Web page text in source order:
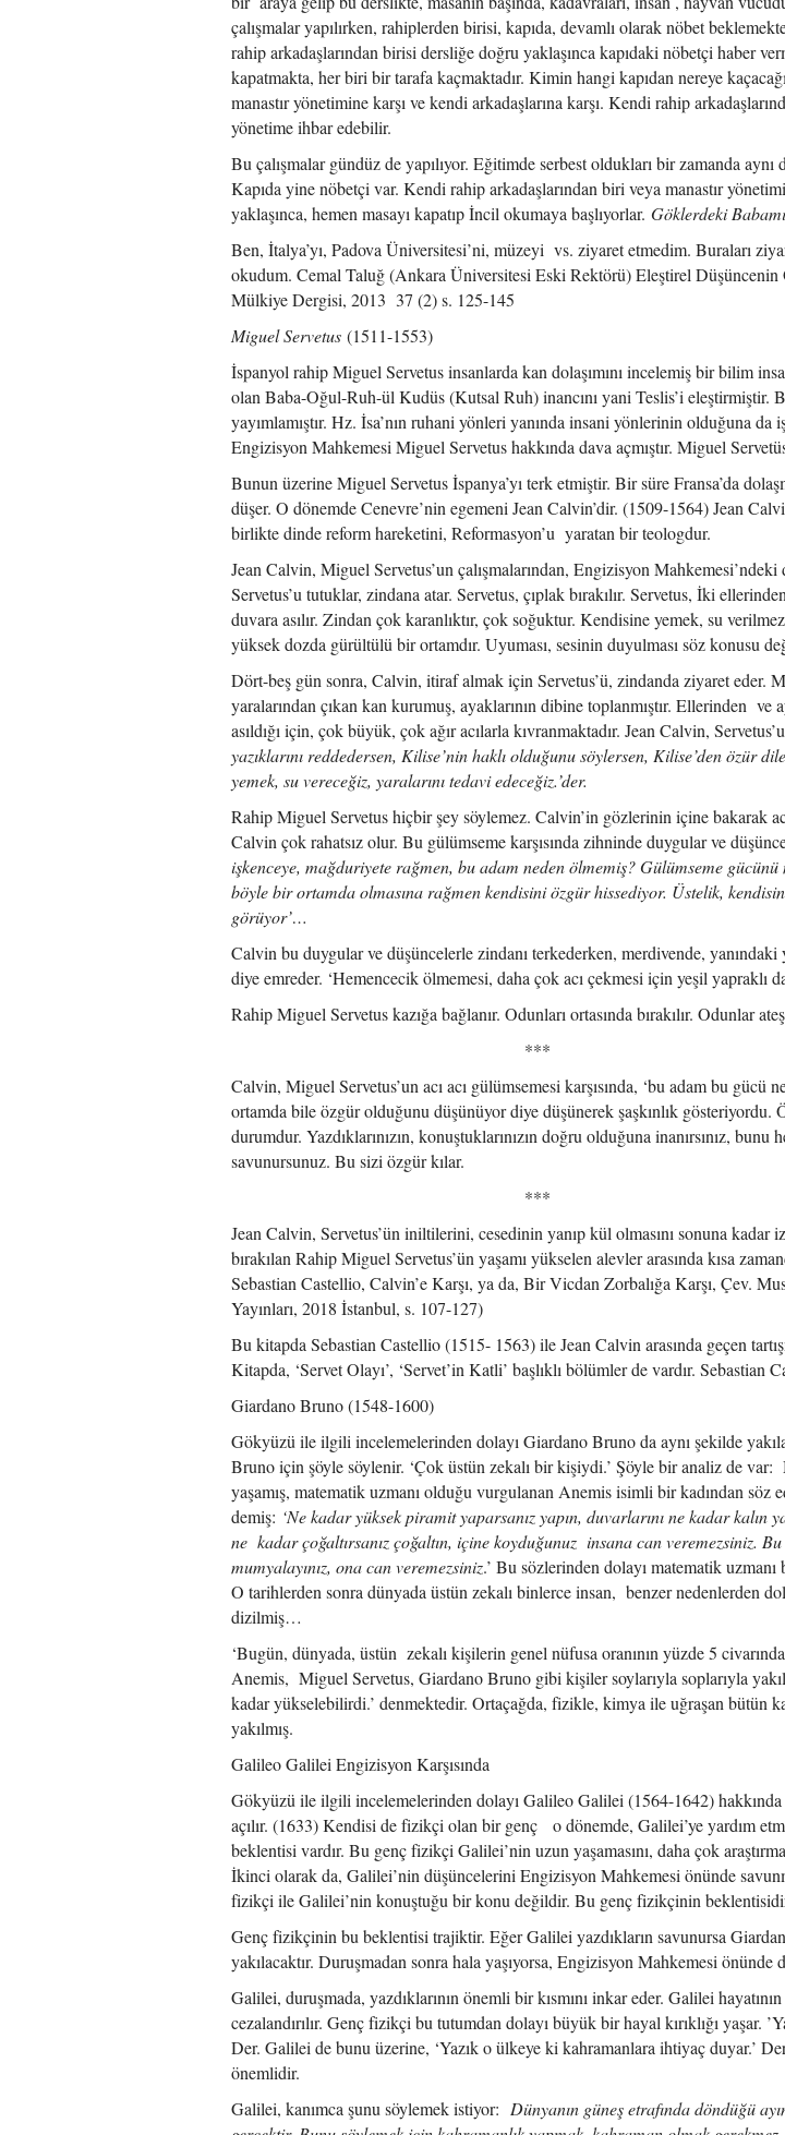
çalışmalar yapılırken, rahiplerden birisi, kapıda, devamlı olarak nöbet
rahip arkadaşlarından birisi dersliğe doğru yaklaşınca kapıdaki nöbetçi haber
kapatmakta, her biri bir tarafa kaçmaktadır. Kimin hangi kapıdan nereye
manastır yönetimine karşı ve kendi arkadaşlarına karşı. Kendi rahip
yönetime ihbar edebilir.
Bu çalışmalar gündüz de yapılıyor. Eğitimde serbest oldukları bir zamanda aynı
Kapıda yine nöbetçi var. Kendi rahip arkadaşlarından biri veya manastır
yaklaşınca, hemen masayı kapatıp İncil okumaya başlıyorlar. Göklerdeki
Ben, İtalya’yı, Padova Üniversitesi’ni, müzeyi vs. ziyaret etmedim. Buraları
okudum. Cemal Taluğ (Ankara Üniversitesi Eski Rektörü) Eleştirel
Mülkiye Dergisi, 2013 37 (2) s. 125-145
Miguel Servetus (1511-1553)
İspanyol rahip Miguel Servetus insanlarda kan dolaşımını incelemiş bir bilim
olan Baba-Oğul-Ruh-ül Kudüs (Kutsal Ruh) inancını yani Teslis’i
yayımlamıştır. Hz. İsa’nın ruhani yönleri yanında insani yönlerinin olduğuna da
Engizisyon Mahkemesi Miguel Servetus hakkında dava açmıştır. Miguel
Bunun üzerine Miguel Servetus İspanya’yı terk etmiştir. Bir süre Fransa’da
düşer. O dönemde Cenevre’nin egemeni Jean Calvin’dir. (1509-1564) Jean
birlikte dinde reform hareketini, Reformasyon’u yaratan bir teologdur.
Jean Calvin, Miguel Servetus’un çalışmalarından, Engizisyon Mahkemesi’ndeki
Servetus’u tutuklar, zindana atar. Servetus, çıplak bırakılır. Servetus, İki
duvara asılır. Zindan çok karanlıktır, çok soğuktur. Kendisine yemek, su
yüksek dozda gürültülü bir ortamdır. Uyuması, sesinin duyulması söz konusu
Dört-beş gün sonra, Calvin, itiraf almak için Servetus’ü, zindanda ziyaret
yaralarından çıkan kan kurumuş, ayaklarının dibine toplanmıştır. Ellerinden ve
asıldığı için, çok büyük, çok ağır acılarla kıvranmaktadır. Jean Calvin,
yazıklarını reddedersen, Kilise’nin haklı olduğunu söylersen, Kilise’den özür
yemek, su vereceğiz, yaralarını tedavi edeceğiz.’der.
Rahip Miguel Servetus hiçbir şey söylemez. Calvin’in gözlerinin içine bakarak
Calvin çok rahatsız olur. Bu gülümseme karşısında zihninde duygular ve
işkenceye, mağduriyete rağmen, bu adam neden ölmemiş? Gülümseme
böyle bir ortamda olmasına rağmen kendisini özgür hissediyor. Üstelik,
görüyor’…
Calvin bu duygular ve düşüncelerle zindanı terkederken, merdivende, yanındaki
diye emreder. ‘Hemencecik ölmemesi, daha çok acı çekmesi için yeşil yapraklı
Rahip Miguel Servetus kazığa bağlanır. Odunları ortasında bırakılır. Odunlar
***
Calvin, Miguel Servetus’un acı acı gülümsemesi karşısında, ‘bu adam bu gücü
ortamda bile özgür olduğunu düşünüyor diye düşünerek şaşkınlık
durumdur. Yazdıklarınızın, konuştuklarınızın doğru olduğuna inanırsınız, bunu
savunursunuz. Bu sizi özgür kılar.
***
Jean Calvin, Servetus’ün iniltilerini, cesedinin yanıp kül olmasını sonuna kadar
bırakılan Rahip Miguel Servetus’ün yaşamı yükselen alevler arasında kısa
Sebastian Castellio, Calvin’e Karşı, ya da, Bir Vicdan Zorbalığa Karşı, Çev.
Yayınları, 2018 İstanbul, s. 107-127)
Bu kitapda Sebastian Castellio (1515- 1563) ile Jean Calvin arasında geçen
Kitapda, ‘Servet Olayı’, ‘Servet’in Katli’ başlıklı bölümler de vardır. Sebastian
Giardano Bruno (1548-1600)
Gökyüzü ile ilgili incelemelerinden dolayı Giardano Bruno da aynı şekilde
Bruno için şöyle söylenir. ‘Çok üstün zekalı bir kişiydi.’ Şöyle bir analiz de var:
yaşamış, matematik uzmanı olduğu vurgulanan Anemis isimli bir kadından söz
demiş: ‘Ne kadar yüksek piramit yaparsanız yapın, duvarlarını ne kadar kalın
ne kadar çoğaltırsanız çoğaltın, içine koyduğunuz insana can veremezsiniz.
mumyalayınız, ona can veremezsiniz.’ Bu sözlerinden dolayı matematik
O tarihlerden sonra dünyada üstün zekalı binlerce insan, benzer nedenlerden
dizilmiş…
‘Bugün, dünyada, üstün zekalı kişilerin genel nüfusa oranının yüzde 5
Anemis, Miguel Servetus, Giardano Bruno gibi kişiler soylarıyla soplarıyla
kadar yükselebilirdi.’ denmektedir. Ortaçağda, fizikle, kimya ile uğraşan bütün
yakılmış.
Galileo Galilei Engizisyon Karşısında
Gökyüzü ile ilgili incelemelerinden dolayı Galileo Galilei (1564-1642)
açılır. (1633) Kendisi de fizikçi olan bir genç o dönemde, Galilei’ye yardım
beklentisi vardır. Bu genç fizikçi Galilei’nin uzun yaşamasını, daha çok
İkinci olarak da, Galilei’nin düşüncelerini Engizisyon Mahkemesi önünde
fizikçi ile Galilei’nin konuştuğu bir konu değildir. Bu genç fizikçinin
Genç fizikçinin bu beklentisi trajiktir. Eğer Galilei yazdıkların savunursa
yakılacaktır. Duruşmadan sonra hala yaşıyorsa, Engizisyon Mahkemesi
Galilei, duruşmada, yazdıklarının önemli bir kısmını inkar eder. Galilei
cezalandırılır. Genç fizikçi bu tutumdan dolayı büyük bir hayal kırıklığı yaşar.
Der. Galilei de bunu üzerine, ‘Yazık o ülkeye ki kahramanlara ihtiyaç duyar.’
önemlidir.
Galilei, kanımca şunu söylemek istiyor: Dünyanın güneş etrafında döndüğü